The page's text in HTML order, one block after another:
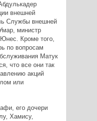
внешней
Службы внешней
министр
Кроме того,
по вопросам
Матук
что все они так
акций
или
его дочери
Хамису,